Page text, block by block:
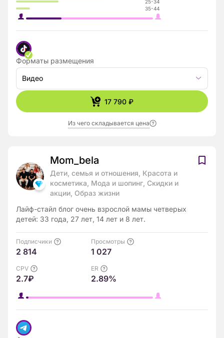
25-34
35-44
Форматы размещения
Видео
17 790 ₽
Из чего складывается цена
Mom_bela
Дети, семья и отношения, Красота и
косметика, Мода и шопинг, Скидки и
акции, Образ жизни
Лайф-стайл блог очень взрослой мамы четверых
детей: 33 года, 27 лет, 14 лет и 8 лет.
Подписчики
2 814
Просмотры
1 027
CPV
2.7₽
ER
2.89%